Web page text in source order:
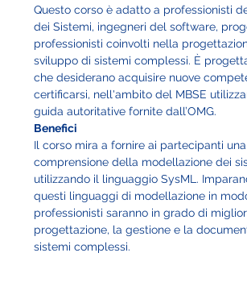
Questo corso è adatto a professionisti
dei Sistemi, ingegneri del software,
professionisti coinvolti nella
sviluppo di sistemi complessi. È
che desiderano acquisire nuove
certificarsi, nell'ambito del MBSE
guida autoritative fornite dall’OMG.
Benefici
Il corso mira a fornire ai partecipanti
comprensione della modellazione dei
utilizzando il linguaggio SysML.
questi linguaggi di modellazione in
professionisti saranno in grado di
progettazione, la gestione e la
sistemi complessi.